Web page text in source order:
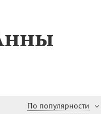
По популярности